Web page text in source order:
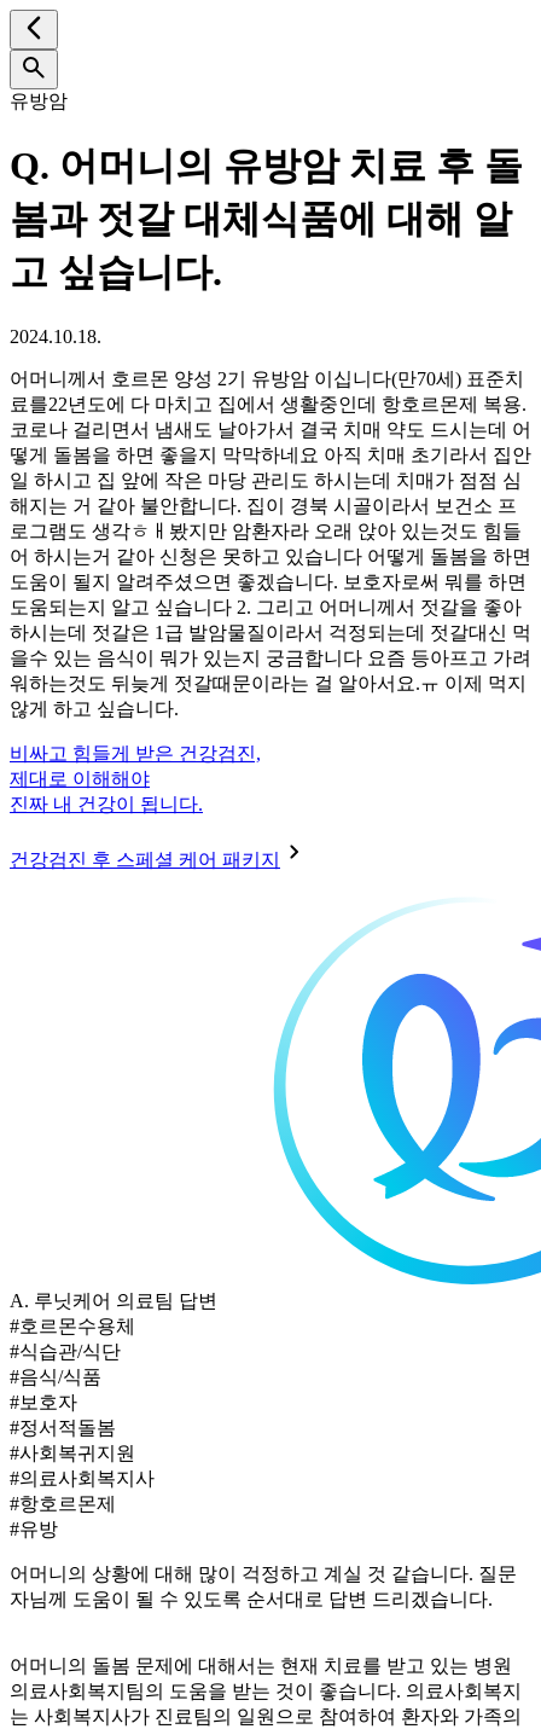
유방암
Q. 어머니의 유방암 치료 후 돌
봄과 젓갈 대체식품에 대해 알
고 싶습니다.
2024.10.18.
어머니께서 호르몬 양성 2기 유방암 이십니다(만70세) 표준치
료를22년도에 다 마치고 집에서 생활중인데 항호르몬제 복용.
코로나 걸리면서 냄새도 날아가서 결국 치매 약도 드시는데 어
떻게 돌봄을 하면 좋을지 막막하네요 아직 치매 초기라서 집안
일 하시고 집 앞에 작은 마당 관리도 하시는데 치매가 점점 심
해지는 거 같아 불안합니다. 집이 경북 시골이라서 보건소 프
로그램도 생각ㅎㅐ봤지만 암환자라 오래 앉아 있는것도 힘들
어 하시는거 같아 신청은 못하고 있습니다 어떻게 돌봄을 하면
도움이 될지 알려주셨으면 좋겠습니다. 보호자로써 뭐를 하면
도움되는지 알고 싶습니다 2. 그리고 어머니께서 젓갈을 좋아
하시는데 젓갈은 1급 발암물질이라서 걱정되는데 젓갈대신 먹
을수 있는 음식이 뭐가 있는지 궁금합니다 요즘 등아프고 가려
워하는것도 뒤늦게 젓갈때문이라는 걸 알아서요.ㅠ 이제 먹지
않게 하고 싶습니다.
비싸고 힘들게 받은 건강검진,
제대로 이해해야
진짜 내 건강이 됩니다.
건강검진 후 스페셜 케어 패키지
A. 루닛케어 의료팀 답변
#호르몬수용체
#식습관/식단
#음식/식품
#보호자
#정서적돌봄
#사회복귀지원
#의료사회복지사
#항호르몬제
#유방
어머니의 상황에 대해 많이 걱정하고 계실 것 같습니다. 질문
자님께 도움이 될 수 있도록 순서대로 답변 드리겠습니다.
어머니의 돌봄 문제에 대해서는 현재 치료를 받고 있는 병원
의료사회복지팀의 도움을 받는 것이 좋습니다. 의료사회복지
는 사회복지사가 진료팀의 일원으로 참여하여 환자와 가족의